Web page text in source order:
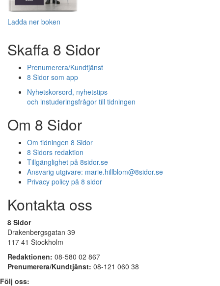
Ladda ner boken
Skaffa 8 Sidor
Prenumerera/Kundtjänst
8 Sidor som app
Nyhetskorsord, nyhetstips
och instuderingsfrågor till tidningen
Om 8 Sidor
Om tidningen 8 Sidor
8 Sidors redaktion
Tillgänglighet på 8sidor.se
Ansvarig utgivare: marie.hillblom@8sidor.se
Privacy policy på 8 sidor
Kontakta oss
8 Sidor
Drakenbergsgatan 39
117 41 Stockholm
Redaktionen: 08-580 02 867
Prenumerera/Kundtjänst: 08-121 060 38
Följ oss: